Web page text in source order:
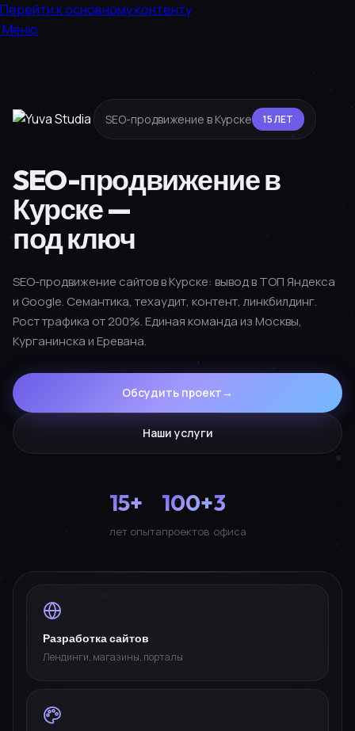
Перейти к основному контенту
Меню
SEO-продвижение в Курске 15 ЛЕТ
SEO-продвижение в
Курске —
под ключ
SEO-продвижение сайтов в Курске: вывод в ТОП Яндекса
и Google. Семантика, техаудит, контент, линкбилдинг.
Рост трафика от 200%. Единая команда из Москвы,
Курганинска и Еревана.
Обсудить проект →
Наши услуги
15+
лет опыта
100+
проектов
3
офиса
Разработка сайтов
Лендинги, магазины, порталы